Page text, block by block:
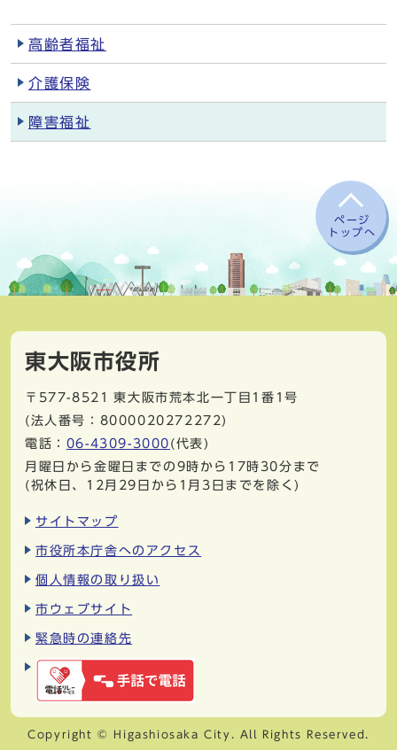
高齢者福祉
介護保険
障害福祉
ページ
トップへ
東大阪市役所
〒577-8521
東大阪市荒本北一丁目1番1号
(法人番号：8000020272272)
電話： 06-4309-3000 (代表)
月曜日から金曜日までの9時から17時30分まで
(祝休日、12月29日から1月3日までを除く)
サイトマップ
市役所本庁舎へのアクセス
個人情報の取り扱い
市ウェブサイト
緊急時の連絡先
Copyright © Higashiosaka City. All Rights Reserved.